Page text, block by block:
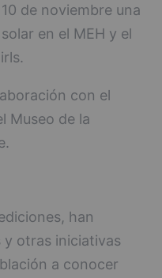
de noviembre una
en el MEH y el
con el
Museo de la
han
y otras iniciativas
a conocer